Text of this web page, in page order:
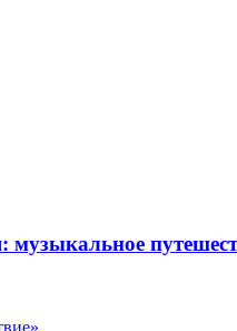
музыкальное